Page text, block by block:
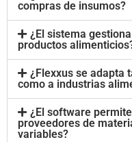
compras de insumos?
¿El sistema
productos
¿Flexxus se adapta
como a industrias
¿El software
proveedores de
variables?